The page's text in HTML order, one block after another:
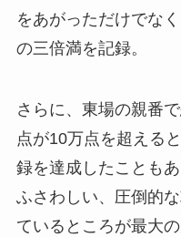
をあがっただけでな
の三倍満を記録。
さらに、東場の親番
点が10万点を超える
録を達成したことも
ふさわしい、圧倒的
ているところが最大の